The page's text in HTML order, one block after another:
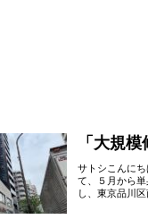
「大規模
サトシこんに
て、５月から
し、東京品川